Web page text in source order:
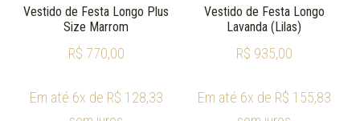
Vestido de Festa Longo Plus
Size Marrom
R$ 770,00
Em até 6x de R$ 128,33
Vestido de Festa Longo
Lavanda (Lilas)
R$ 935,00
Em até 6x de R$ 155,83